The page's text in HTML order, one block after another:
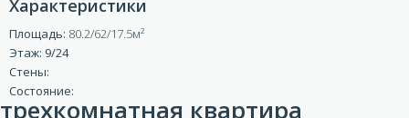
ВХОД ДЛЯ КЛИЕНТОВ
Характеристики
Площадь: 80.2/62/17.5
Этаж: 9/24
Стены:
Состояние:
трехкомнатная квартира